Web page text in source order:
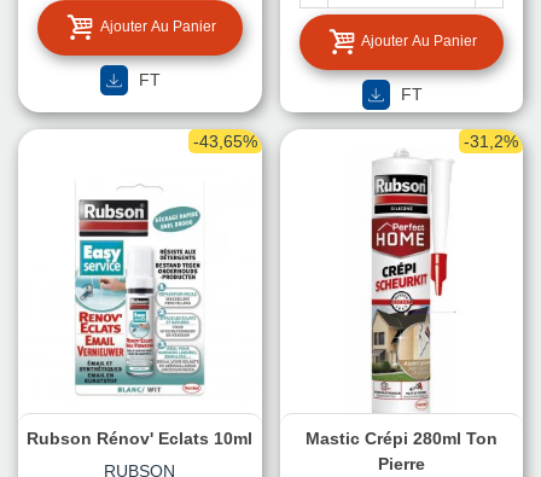
Ajouter Au Panier
FT
Ajouter Au Panier
FT
-43,65%
Rubson Rénov' Eclats 10ml
RUBSON
-31,2%
Mastic Crépi 280ml Ton
Pierre